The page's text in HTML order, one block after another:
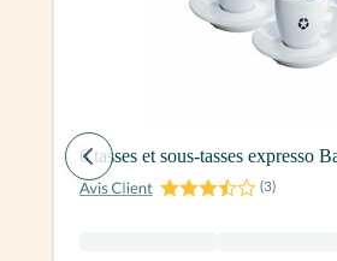
6 tasses et sous-tasses expresso
(3)